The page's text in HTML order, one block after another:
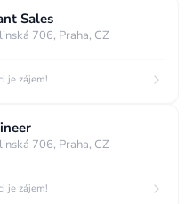
Sales
706, Praha, CZ
je zájem!
706, Praha, CZ
je zájem!